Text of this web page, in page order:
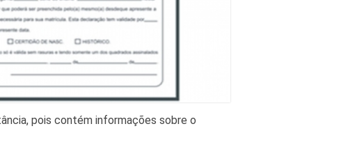
pois contém informações sobre o